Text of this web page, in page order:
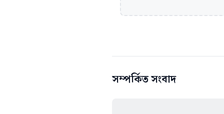
সম্পর্কিত সংবাদ